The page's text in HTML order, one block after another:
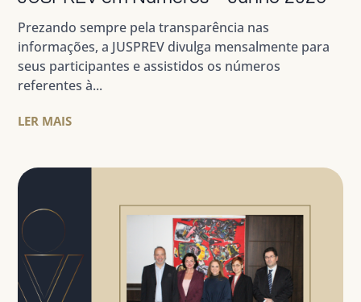
Prezando sempre pela transparência nas
informações, a JUSPREV divulga mensalmente para
seus participantes e assistidos os números
referentes à...
LER MAIS